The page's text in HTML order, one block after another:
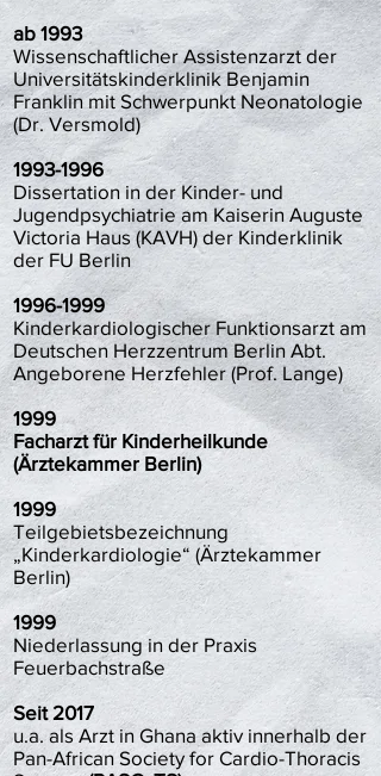
ab 1993
Wissenschaftlicher Assistenzarzt der
Universitätskinderklinik Benjamin
Franklin mit Schwerpunkt Neonatologie
(Dr. Versmold)
1993-1996
Dissertation in der Kinder- und
Jugendpsychiatrie am Kaiserin Auguste
Victoria Haus (KAVH) der Kinderklinik
der FU Berlin
1996-1999
Kinderkardiologischer Funktionsarzt am
Deutschen Herzzentrum Berlin Abt.
Angeborene Herzfehler (Prof. Lange)
1999
Facharzt für Kinderheilkunde
(Ärztekammer Berlin)
1999
Teilgebietsbezeichnung
„Kinderkardiologie“ (Ärztekammer
Berlin)
1999
Niederlassung in der Praxis
Feuerbachstraße
Seit 2017
u.a. als Arzt in Ghana aktiv innerhalb der
Pan-African Society for Cardio-Thoracis